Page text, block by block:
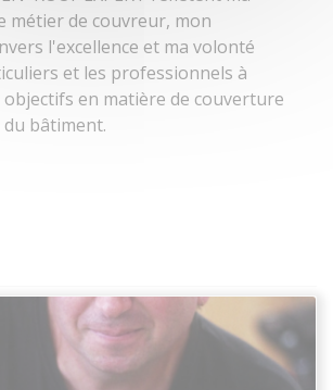
métier de couvreur, mon
l'excellence et ma volonté
et les professionnels à
en matière de couverture
bâtiment.